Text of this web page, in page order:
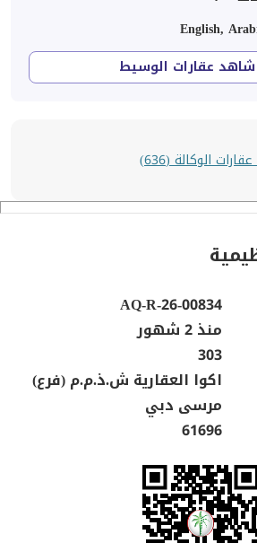
English,
الوكالة (636)
AQ-R-26-00834
منذ 2 شهور
303
اكوا العقارية ش.ذ.م.م (فرع)
مرسى دبي
61696